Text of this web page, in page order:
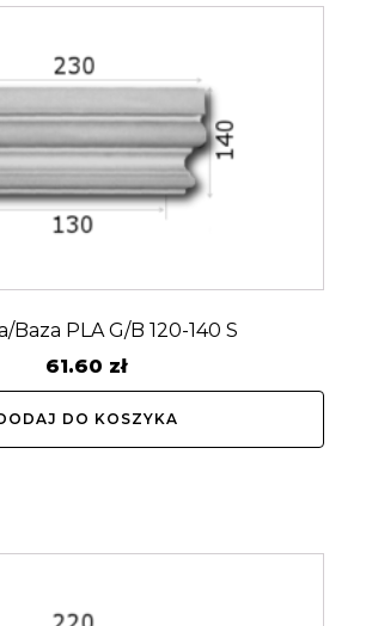
Baza PLA G/B 120-140 S
61.60 zł
DO KOSZYKA